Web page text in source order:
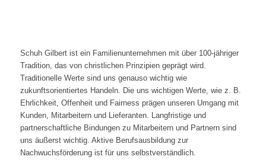
Schuh Gilbert ist ein Familienunternehmen mit über 100-jähriger
Tradition, das von christlichen Prinzipien geprägt wird.
Traditionelle Werte sind uns genauso wichtig wie
zukunftsorientiertes Handeln. Die uns wichtigen Werte, wie z. B.
Ehrlichkeit, Offenheit und Fairness prägen unseren Umgang mit
Kunden, Mitarbeitern und Lieferanten. Langfristige und
partnerschaftliche Bindungen zu Mitarbeitern und Partnern sind
uns äußerst wichtig. Aktive Berufsausbildung zur
Nachwuchsförderung ist für uns selbstverständlich.